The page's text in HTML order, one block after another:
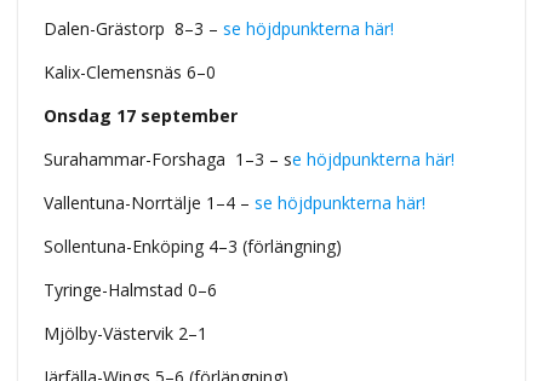
Dalen-Grästorp 8–3 – se höjdpunkterna här!
Kalix-Clemensnäs 6–0
Onsdag 17 september
Surahammar-Forshaga 1–3 – se höjdpunkterna här!
Vallentuna-Norrtälje 1–4 – se höjdpunkterna här!
Sollentuna-Enköping 4–3 (förlängning)
Tyringe-Halmstad 0–6
Mjölby-Västervik 2–1